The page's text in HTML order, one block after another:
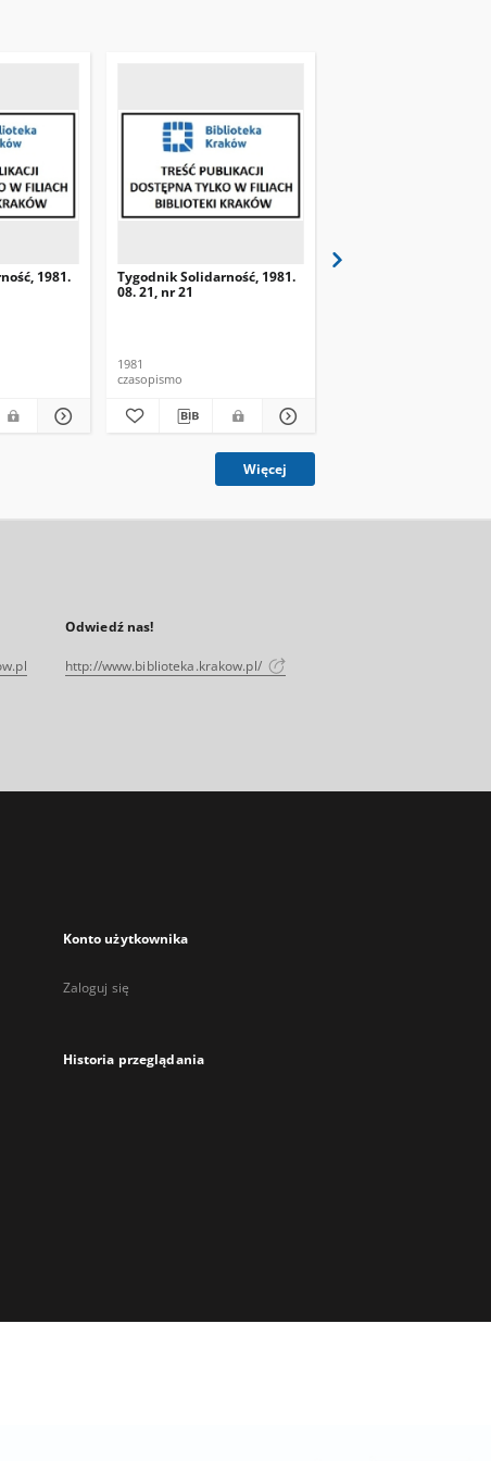
1981.
Tygodnik Solidarność, 1981.
08. 21, nr 21
1981
czasopismo
Więcej
Odwiedź nas!
http://www.biblioteka.krakow.pl/
Konto użytkownika
Zaloguj się
Historia przeglądania